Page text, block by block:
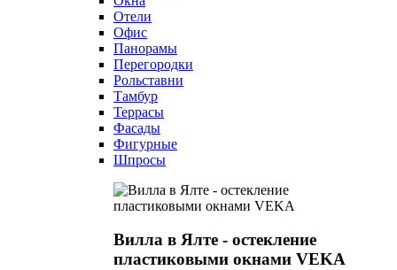
Отели
Офис
Панорамы
Перегородки
Рольставни
Тамбур
Террасы
Фасады
Фигурные
Шпросы
Вилла в Ялте - остекление
пластиковыми окнами VEKA